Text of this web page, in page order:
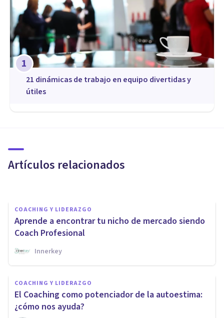
1
21 dinámicas de trabajo en equipo divertidas y
útiles
Artículos relacionados
autoestima desde el coaching?
COACHING Y LIDERAZGO
Aprende a encontrar tu nicho de mercado siendo
Coach Profesional
Innerkey
COACHING Y LIDERAZGO
El Coaching como potenciador de la autoestima:
¿cómo nos ayuda?
Aprende a tener una sesión de
Coaching exitosa